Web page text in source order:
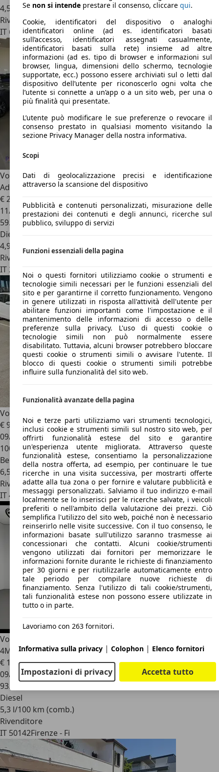
4,5 l/100 km (comb.)
Rivenditore
IT 62015Monte San Giusto - Macerata - Mc
Volkswagen Tiguan2.0 TDI 150cv SCR DSG Life Navi
Adap.Cruise DAB
€ 22.700
11/2022
59.000 km
Diesel
4,9 l/100 km (comb.)
Rivenditore
IT 26022
Volkswagen Tiguan
€ 9.900
09/2015
100.000 km
Benzina
6,5 l/100 km (comb.)
Rivenditore
IT 43044Lemignano - Parma - Pr
Volkswagen Tiguan
4MOTION Business
€ 15.4001
09/2016
93.021 km
Diesel
5,3 l/100 km (comb.)
Rivenditore
IT 50142Firenze - Fi
Se non si intende prestare il consenso, cliccare qui.
Cookie, identificatori del dispositivo o analoghi
identificatori online (ad es. identificatori basati
sull’accesso, identificatori assegnati casualmente,
identificatori basati sulla rete) insieme ad altre
informazioni (ad es. tipo di browser e informazioni sul
browser, lingua, dimensioni dello schermo, tecnologie
supportate, ecc.) possono essere archiviati sul o letti dal
dispositivo dell’utente per riconoscerlo ogni volta che
l’utente si connette a un’app o a un sito web, per una o
più finalità qui presentate.
L’utente può modificare le sue preferenze o revocare il
consenso prestato in qualsiasi momento visitando la
sezione Privacy Manager della nostra informativa.
Scopi
Dati di geolocalizzazione precisi e identificazione
attraverso la scansione del dispositivo
Pubblicità e contenuti personalizzati, misurazione delle
prestazioni dei contenuti e degli annunci, ricerche sul
pubblico, sviluppo di servizi
Funzioni essenziali della pagina
Noi o questi fornitori utilizziamo cookie o strumenti e
tecnologie simili necessari per le funzioni essenziali del
sito e per garantirne il corretto funzionamento. Vengono
in genere utilizzati in risposta all'attività dell'utente per
abilitare funzioni importanti come l'impostazione e il
mantenimento delle informazioni di accesso o delle
preferenze sulla privacy. L'uso di questi cookie o
tecnologie simili non può normalmente essere
disabilitato. Tuttavia, alcuni browser potrebbero bloccare
questi cookie o strumenti simili o avvisare l'utente. Il
blocco di questi cookie o strumenti simili potrebbe
influire sulla funzionalità del sito web.
Funzionalità avanzate della pagina
Noi e terze parti utilizziamo vari strumenti tecnologici,
inclusi cookie e strumenti simili sul nostro sito web, per
offrirti funzionalità estese del sito e garantire
un'esperienza utente migliorata. Attraverso queste
funzionalità estese, consentiamo la personalizzazione
della nostra offerta, ad esempio, per continuare le tue
ricerche in una visita successiva, per mostrarti offerte
adatte alla tua zona o per fornire e valutare pubblicità e
messaggi personalizzati. Salviamo il tuo indirizzo e-mail
localmente se lo inserisci per le ricerche salvate, i veicoli
preferiti o nell'ambito della valutazione dei prezzi. Ciò
semplifica l'utilizzo del sito web, poiché non è necessario
reinserirlo nelle visite successive. Con il tuo consenso, le
informazioni basate sull'utilizzo saranno trasmesse ai
concessionari che contatti. Alcuni cookie/strumenti
vengono utilizzati dai fornitori per memorizzare le
informazioni fornite durante le richieste di finanziamento
per 30 giorni e per riutilizzarle automaticamente entro
tale periodo per compilare nuove richieste di
finanziamento. Senza l'utilizzo di tali cookie/strumenti,
tali funzionalità estese non possono essere utilizzate in
tutto o in parte.
Lavoriamo con 263 fornitori.
Informativa sulla privacy | Colophon | Elenco fornitori
Impostazioni di privacy Accetta tutto